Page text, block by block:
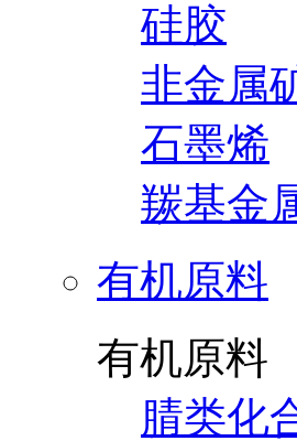
硅胶
非金属
石墨烯
羰基金
有机原料
有机原料
腈类化